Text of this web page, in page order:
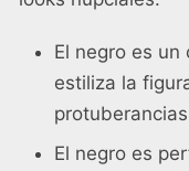
El negro es un
estiliza la
El negro es